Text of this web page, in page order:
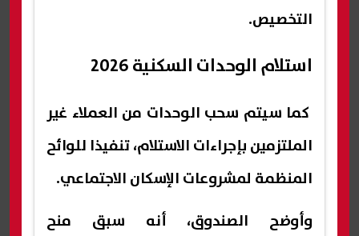
التخصيص.
استلام الوحدات السكنية 2026
كما سيتم سحب الوحدات من العملاء غير
الملتزمين بإجراءات الاستلام، تنفيذا للوائح
المنظمة لمشروعات الإسكان الاجتماعي.
وأوضح الصندوق، أنه سبق منح